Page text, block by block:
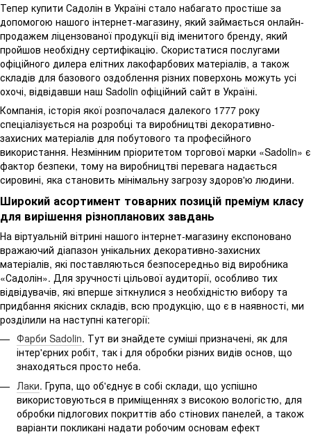
Тепер купити Садолін в Україні стало набагато простіше за
допомогою нашого інтернет-магазину, який займається онлайн-
продажем ліцензованої продукції від іменитого бренду, який
пройшов необхідну сертифікацію. Скористатися послугами
офіційного дилера елітних лакофарбових матеріалів, а також
складів для базового оздоблення різних поверхонь можуть усі
охочі, відвідавши наш Sadolin офіційний сайт в Україні.
Компанія, історія якої розпочалася далекого 1777 року
спеціалізується на розробці та виробництві декоративно-
захисних матеріалів для побутового та професійного
використання. Незмінним пріоритетом торгової марки «Sadolin» є
фактор безпеки, тому на виробництві перевага надається
сировині, яка становить мінімальну загрозу здоров'ю людини.
Широкий асортимент товарних позицій преміум класу
для вирішення різнопланових завдань
На віртуальній вітрині нашого інтернет-магазину експоновано
вражаючий діапазон унікальних декоративно-захисних
матеріалів, які поставляються безпосередньо від виробника
«Садолін». Для зручності цільової аудиторії, особливо тих
відвідувачів, які вперше зіткнулися з необхідністю вибору та
придбання якісних складів, всю продукцію, що є в наявності, ми
розділили на наступні категорії:
Фарби Sadolin. Тут ви знайдете суміші призначені, як для
інтер'єрних робіт, так і для обробки різних видів основ, що
знаходяться просто неба.
Лаки. Група, що об'єднує в собі склади, що успішно
використовуються в приміщеннях з високою вологістю, для
обробки підлогових покриттів або стінових панелей, а також
варіанти покликані надати робочим основам ефект